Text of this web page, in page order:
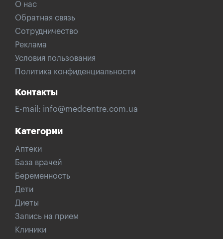
О нас
Обратная связь
Сотрудничество
Реклама
Условия пользования
Политика конфиденциальности
Контакты
E-mail: info@medcentre.com.ua
Категории
Аптеки
База врачей
Беременность
Дети
Диеты
Запись на прием
Клиники